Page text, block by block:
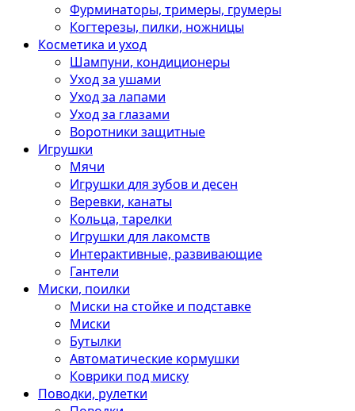
Фурминаторы, тримеры, грумеры
Когтерезы, пилки, ножницы
Косметика и уход
Шампуни, кондиционеры
Уход за ушами
Уход за лапами
Уход за глазами
Воротники защитные
Игрушки
Мячи
Игрушки для зубов и десен
Веревки, канаты
Кольца, тарелки
Игрушки для лакомств
Интерактивные, развивающие
Гантели
Миски, поилки
Миски на стойке и подставке
Миски
Бутылки
Автоматические кормушки
Коврики под миску
Поводки, рулетки